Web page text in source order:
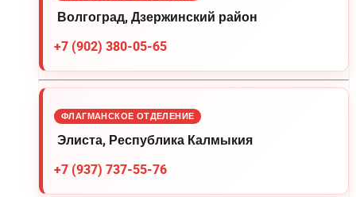
Волгоград, Дзержинский район
+7 (902) 380-05-65
ФЛАГМАНСКОЕ ОТДЕЛЕНИЕ
Элиста, Республика Калмыкия
+7 (937) 737-55-76